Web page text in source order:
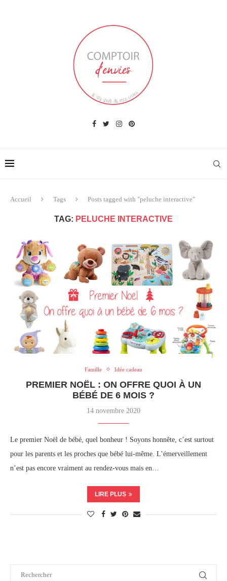
Accueil Tags Posts tagged with "peluche interactive"
TAG: PELUCHE INTERACTIVE
Famille Idée cadeau
PREMIER NOËL : ON OFFRE QUOI À UN
BÉBÉ DE 6 MOIS ?
14 novembre 2020
Le premier Noël de bébé, quel bonheur ! Soyons honnête, c’est surtout
pour les parents et les proches que bébé lui-même. L’émerveillement
n’est pas encore vraiment au rendez-vous mais en…
LIRE PLUS